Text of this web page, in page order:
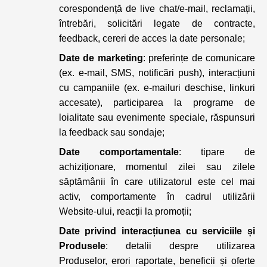
corespondență de live chat/e-mail, reclamații,
întrebări, solicitări legate de contracte,
feedback, cereri de acces la date personale;
Date de marketing: preferințe de comunicare
(ex. e-mail, SMS, notificări push), interacțiuni
cu campaniile (ex. e-mailuri deschise, linkuri
accesate), participarea la programe de
loialitate sau evenimente speciale, răspunsuri
la feedback sau sondaje;
Date comportamentale: tipare de
achiziționare, momentul zilei sau zilele
săptămânii în care utilizatorul este cel mai
activ, comportamente în cadrul utilizării
Website-ului, reacții la promoții;
Date privind interacțiunea cu serviciile și
Produsele: detalii despre utilizarea
Produselor, erori raportate, beneficii și oferte